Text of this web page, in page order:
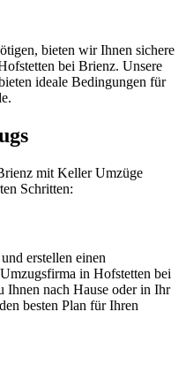
bieten wir Ihnen sichere
bei Brienz. Unsere
ideale Bedingungen für
mit Keller Umzüge
Schritten:
erstellen einen
in Hofstetten bei
Ihnen nach Hause oder in Ihr
besten Plan für Ihren